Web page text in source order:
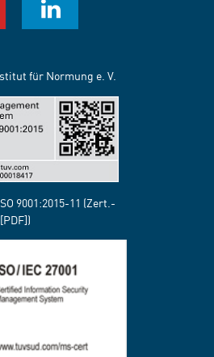
für Normung e. V.
9001:2015-11 (Zert.-
[PDF])